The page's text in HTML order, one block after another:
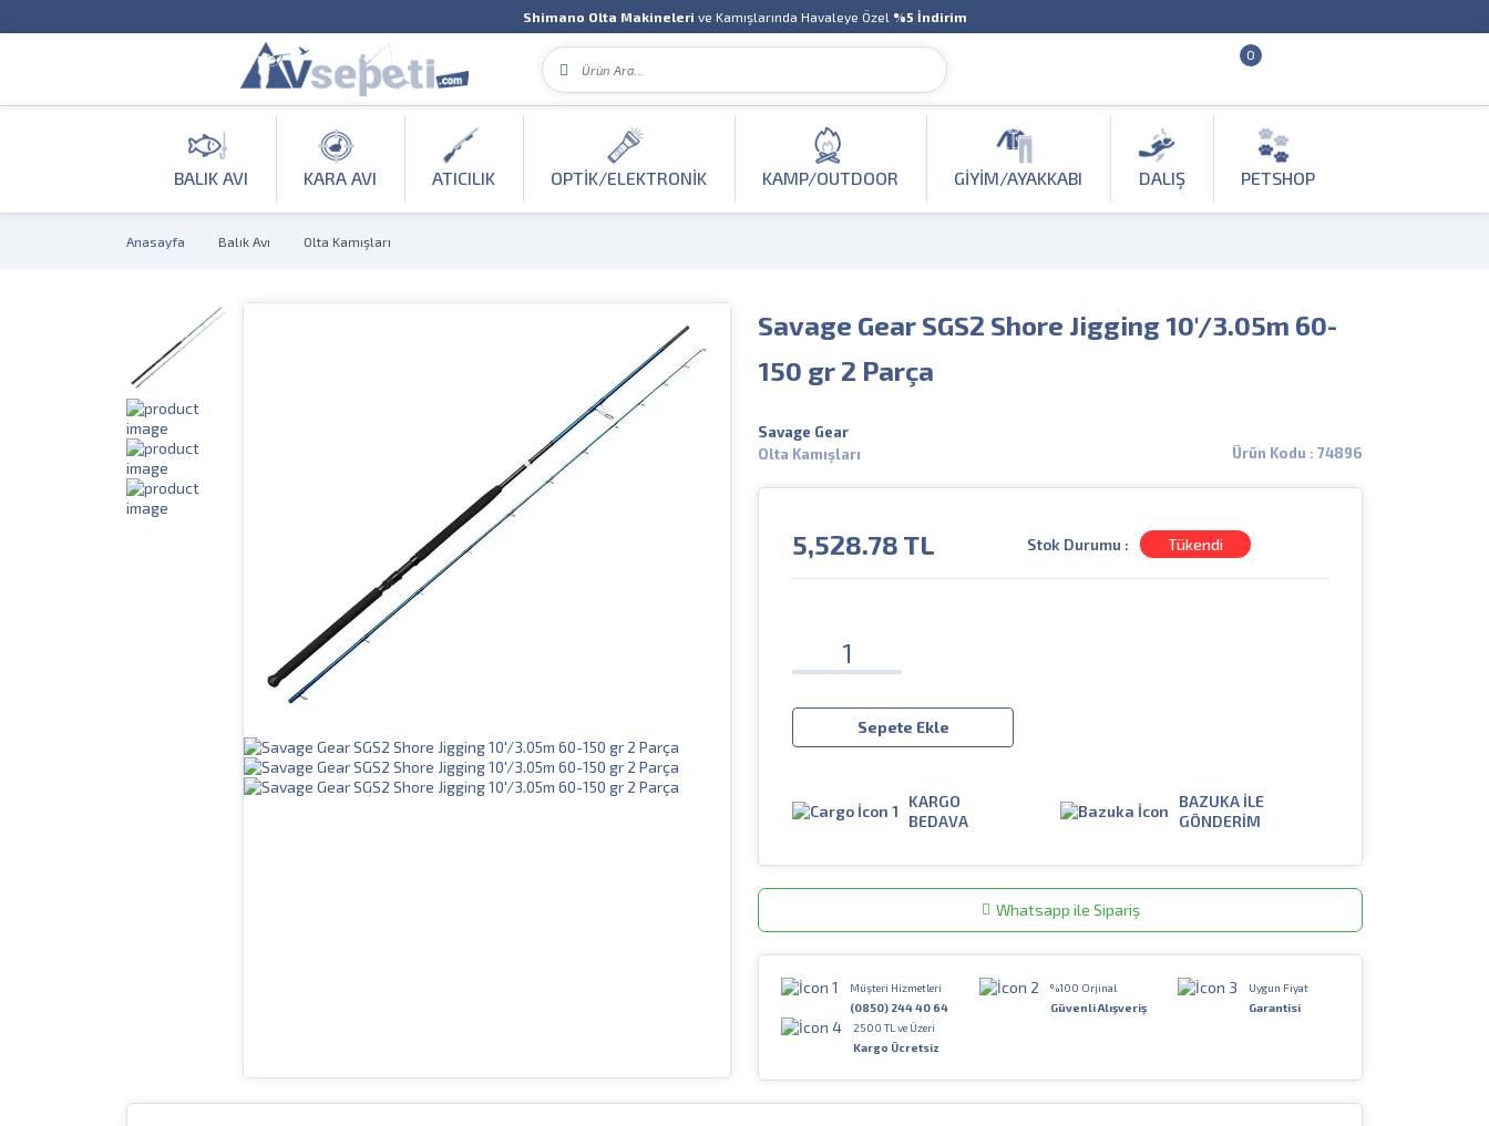
Shimano Olta Makineleri ve Kamışlarında Havaleye Özel %5 İndirim
0
BALIK AVI KARA AVI ATICILIK OPTIK/ELEKTRONIK KAMP/OUTDOOR GIYIM/AYAKKABI DALIŞ PETSHOP
Anasayfa Balık Avı Olta Kamışları
Savage Gear SGS2 Shore Jigging 10'/3.05m 60-
150 gr 2 Parça
Savage Gear
Olta Kamışları
Ürün Kodu : 74896
5,528.78 TL Stok Durumu : Tükendi
Sepete Ekle
KARGO
BEDAVA
BAZUKA İLE
GÖNDERİM
Whatsapp ile Sipariş
Müşteri Hizmetleri
(0850) 244 40 64
%100 Orjinal
Güvenli Alışveriş
Uygun Fiyat
Garantisi
2500 TL ve Üzeri
Kargo Ücretsiz